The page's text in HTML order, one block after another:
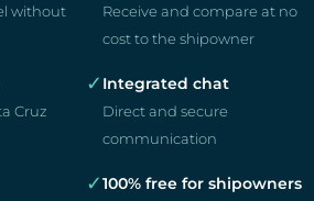
without
Receive and compare at no
cost to the shipowner
Cruz
✓ Integrated chat
Direct and secure
communication
✓100% free for shipowners